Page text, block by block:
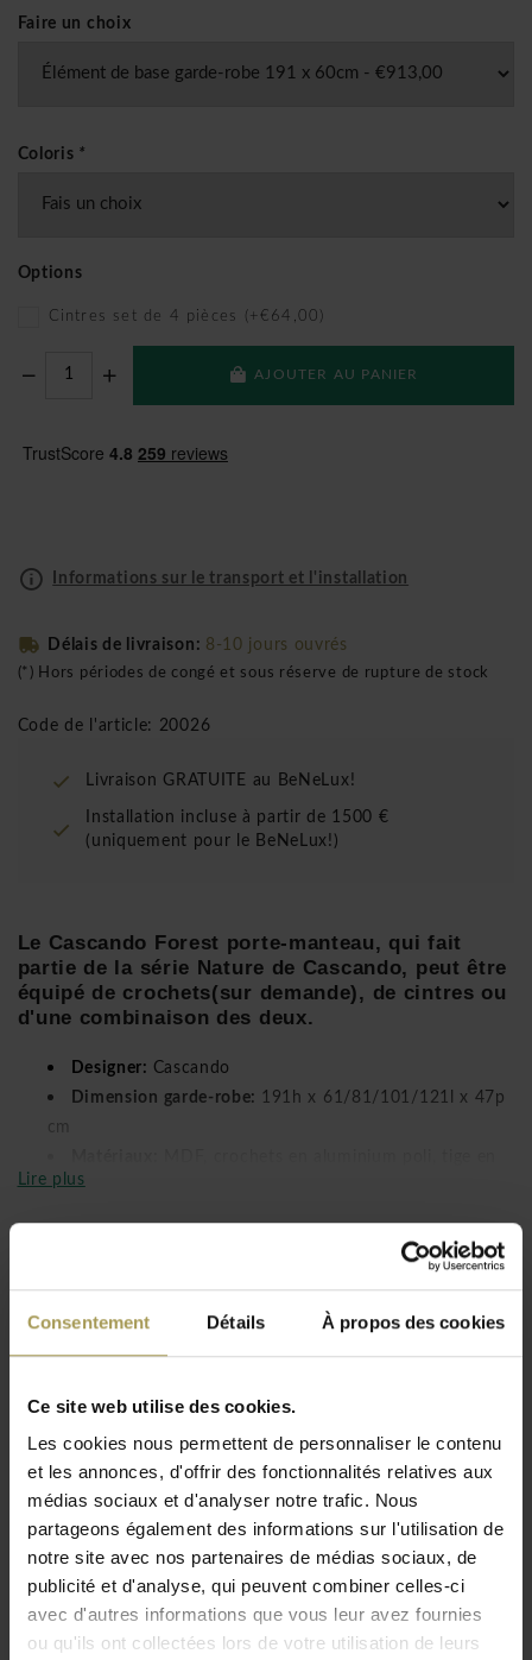
Consentement Détails À propos des cookies
Ce site web utilise des cookies.
Les cookies nous permettent de personnaliser le contenu
et les annonces, d'offrir des fonctionnalités relatives aux
médias sociaux et d'analyser notre trafic. Nous
partageons également des informations sur l'utilisation de
notre site avec nos partenaires de médias sociaux, de
publicité et d'analyse, qui peuvent combiner celles-ci
avec d'autres informations que vous leur avez fournies
ou qu'ils ont collectées lors de votre utilisation de leurs
Faire un choix
Coloris *
Options
Cintres set de 4 pièces (+€64,00)
AJOUTER AU PANIER
Informations sur le transport et l'installation
Délais de livraison: 8-10 jours ouvrés
(*) Hors périodes de congé et sous réserve de rupture de stock
Code de l'article: 20026
Livraison GRATUITE au BeNeLux!
Installation incluse à partir de 1500 €
(uniquement pour le BeNeLux!)
Le Cascando Forest porte-manteau, qui fait
partie de la série Nature de Cascando, peut être
équipé de crochets(sur demande), de cintres ou
d'une combinaison des deux.
Designer: Cascando
Dimension garde-robe: 191h x 61/81/101/121l x 47p
cm
aluminium anodisé, plastique.
les cintres peuvent être commandés
Il y a un choix de largeurs. Pour une capacité
Le garde-robe Forest de Cascando donne vie à chaque
intérieur. Forest fait partie de la nouvelle collection Nature:
une série d’éléments ludiques pour la maison ou au bureau.
Le garde-robe Forest est un support pour vêtements stable
et indépendant qui peut accueillir pas moins de 20
manteaux. Fabriqué en MDF laqué, muni de boutons en
aluminium poli.
Lire plus